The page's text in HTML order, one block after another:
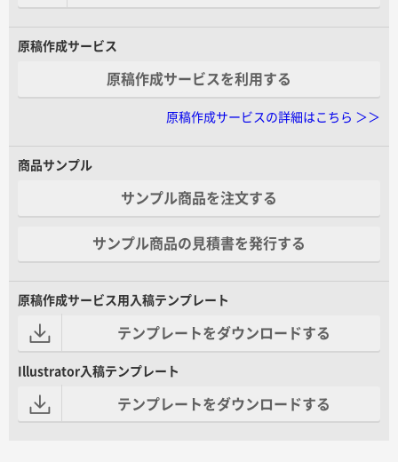
原稿作成サービス
原稿作成サービスを利用する
原稿作成サービスの詳細はこちら ＞＞
商品サンプル
サンプル商品を注文する
サンプル商品の見積書を発行する
原稿作成サービス用入稿テンプレート
テンプレートをダウンロードする
Illustrator入稿テンプレート
テンプレートをダウンロードする